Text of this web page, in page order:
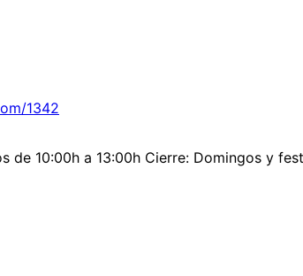
1342
de 10:00h a 13:00h Cierre: Domingos y